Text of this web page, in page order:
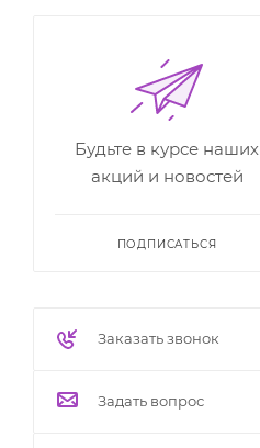
Будьте в курсе наших
акций и новостей
ПОДПИСАТЬСЯ
Заказать звонок
Задать вопрос